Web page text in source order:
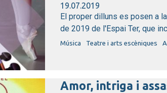
19.07.2019
El proper dilluns es posen a
de 2019 de l'Espai Ter, que
Música Teatre i arts escèniques
Amor, intriga i